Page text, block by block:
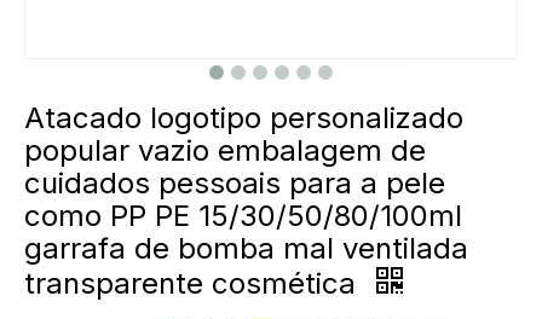
Atacado logotipo personalizado
popular vazio embalagem de
cuidados pessoais para a pele
como PP PE 15/30/50/80/100ml
garrafa de bomba mal ventilada
transparente cosmética